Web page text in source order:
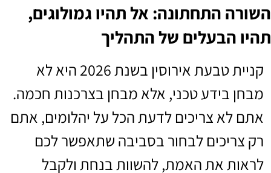
השורה התחתונה: אל תהיו גמולוגים,
תהיו הבעלים של התהליך
קניית טבעת אירוסין בשנת 2026 היא לא
מבחן בידע טכני, אלא מבחן בצרכנות חכמה.
אתם לא צריכים לדעת הכל על יהלומים, אתם
רק צריכים לבחור בסביבה שתאפשר לכם
לראות את האמת, להשוות בנחת ולקבל